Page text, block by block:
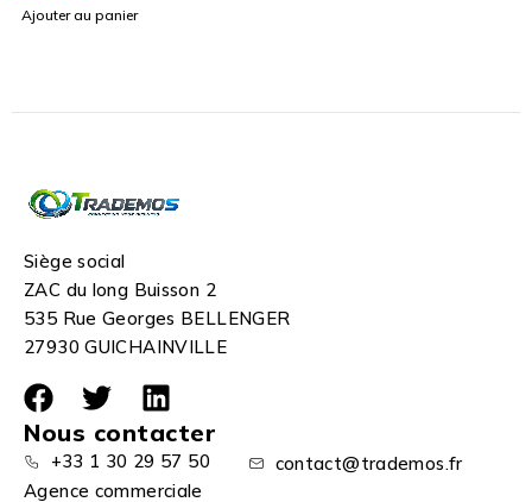
Ajouter au panier
Siège social
ZAC du long Buisson 2
535 Rue Georges BELLENGER
27930 GUICHAINVILLE
Nous contacter
+33 1 30 29 57 50
contact@trademos.fr
Agence commerciale